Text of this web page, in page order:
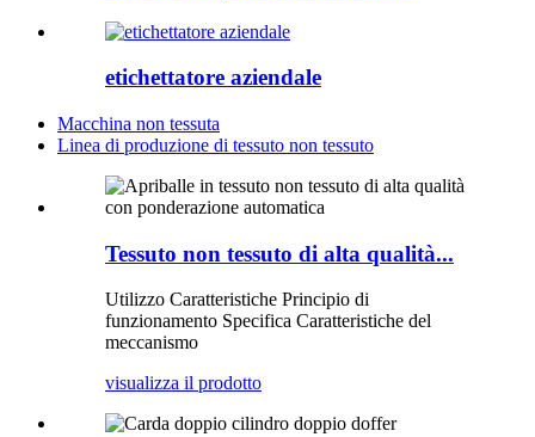
etichettatore aziendale
Macchina non tessuta
Linea di produzione di tessuto non tessuto
Tessuto non tessuto di alta qualità...
Utilizzo Caratteristiche Principio di
funzionamento Specifica Caratteristiche del
meccanismo
visualizza il prodotto